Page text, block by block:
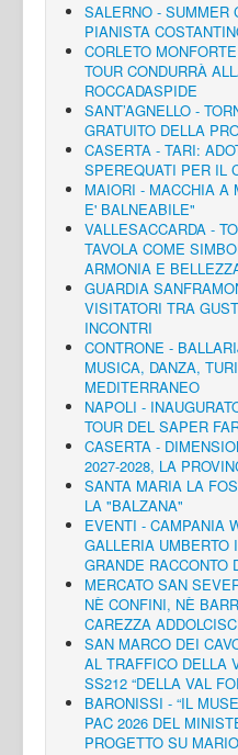
SALERNO - SUMMER
PIANISTA
CORLETO
TOUR CONDURRÀ
ROCCADASPIDE
SANT’AGNELLO -
GRATUITO DELLA
CASERTA - TARI:
SPEREQUATI PER IL
MAIORI - MACCHIA A
E' BALNEABILE"
VALLESACCARDA -
TAVOLA COME
ARMONIA E
GUARDIA
VISITATORI TRA
INCONTRI
CONTRONE -
MUSICA, DANZA,
MEDITERRANEO
NAPOLI -
TOUR DEL SAPER
CASERTA -
2027-2028, LA
SANTA MARIA LA
LA "BALZANA"
EVENTI - CAMPANIA
GALLERIA UMBERTO
GRANDE RACCONTO
MERCATO SAN
NÈ CONFINI, NÈ
CAREZZA
SAN MARCO DEI
AL TRAFFICO DELLA
SS212 “DELLA VAL
BARONISSI - “IL
PAC 2026 DEL
PROGETTO SU